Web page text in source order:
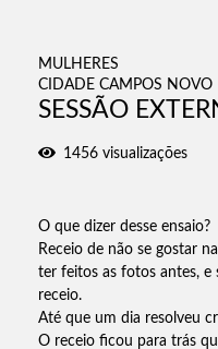
MULHERES
CIDADE CAMPOS NOVO
SESSÃO
1456 visualizações
O que dizer desse ensaio?
Receio de não se gostar
ter feitos as fotos antes, e
receio.
Até que um dia resolveu
O receio ficou para trás